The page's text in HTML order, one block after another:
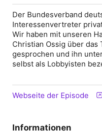
Der Bundesverband
Interessenvertreter
Wir haben mit unseren
Christian Ossig über das
gesprochen und ihn
selbst als Lobbyisten
Webseite der Episode
Informationen